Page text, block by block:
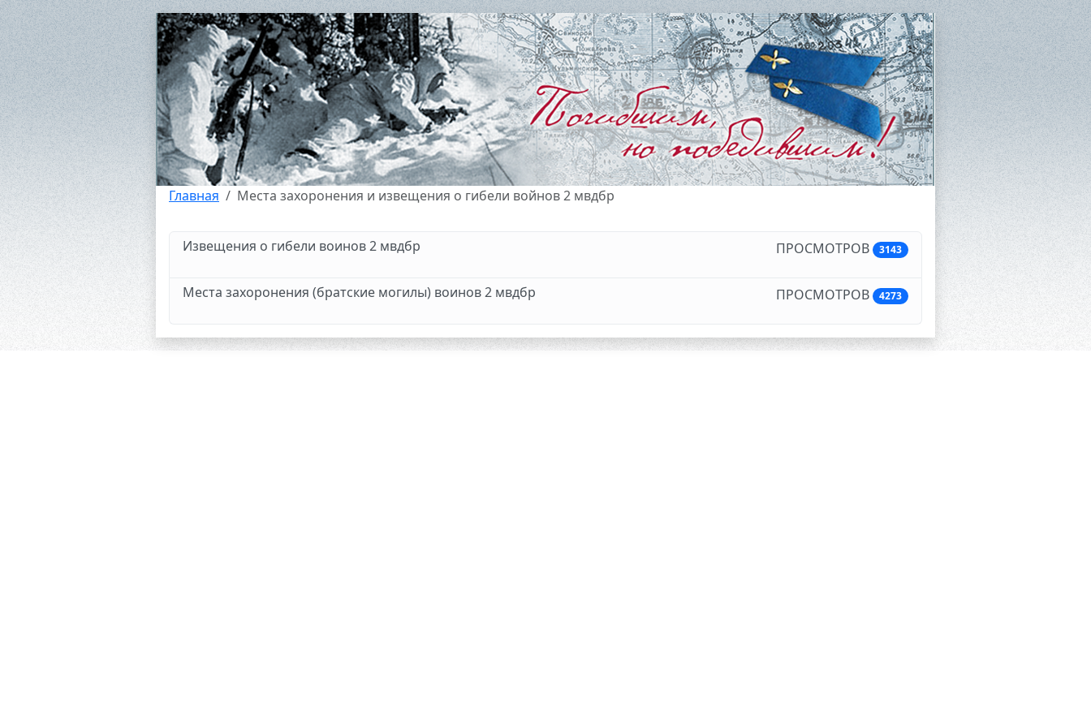
Главная Места захоронения и извещения о гибели войнов 2 мвдбр
Извещения о гибели воинов 2 мвдбр ПРОСМОТРОВ 3143
Места захоронения (братские могилы) воинов 2 мвдбр ПРОСМОТРОВ 4273